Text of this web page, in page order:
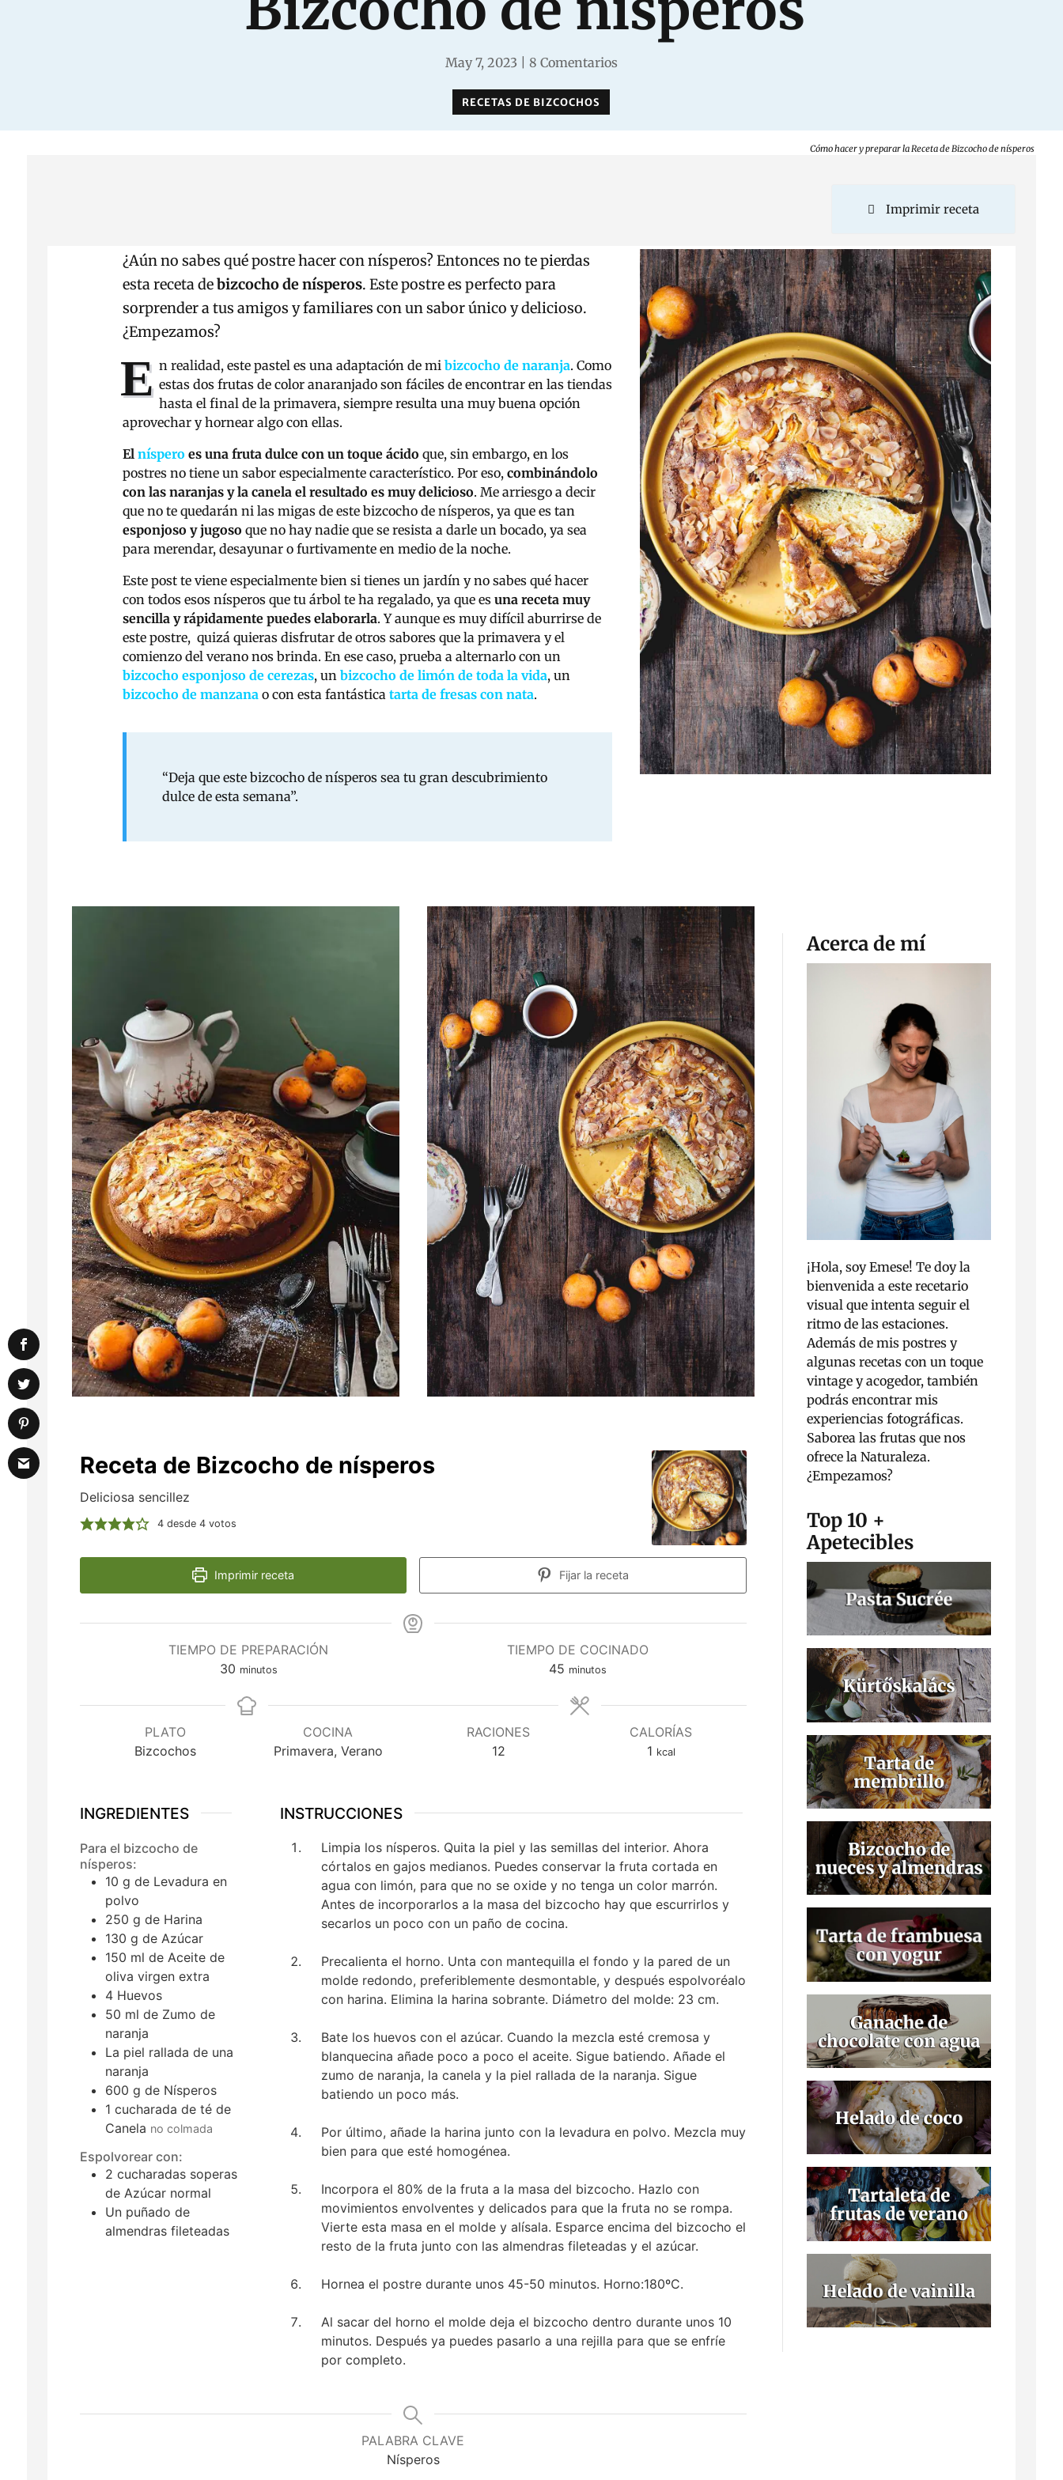
May 7, 2023 8 Comentarios
RECETAS DE BIZCOCHOS
Cómo hacer y preparar la Receta de Bizcocho de nísperos
Imprimir receta
¿Aún no sabes qué postre hacer con nísperos? Entonces no te pierdas
esta receta debizcocho de nísperos. Este postre es perfecto para
sorprender a tus amigos y familiares con un sabor único y delicioso.
¿Empezamos?
E n realidad, este pastel es una adaptación de mibizcocho de naranja. Como
estas dos frutas de color anaranjado son fáciles de encontrar en las tiendas
hasta el final de la primavera, siempre resulta una muy buena opción
aprovechar y hornear algo con ellas.
Elníspero es una fruta dulce con un toque ácido que, sin embargo, en los
postres no tiene un sabor especialmente característico. Por eso,combinándolo
con las naranjas y la canela el resultado es muy delicioso. Me arriesgo a decir
que no te quedarán ni las migas de este bizcocho de nísperos, ya que es tan
esponjoso y jugoso que no hay nadie que se resista a darle un bocado, ya sea
para merendar, desayunar o furtivamente en medio de la noche.
Este post te viene especialmente bien si tienes un jardín y no sabes qué hacer
con todos esos nísperos que tu árbol te ha regalado, ya que esuna receta muy
sencilla y rápidamente puedes elaborarla. Y aunque es muy difícil aburrirse de
este postre, quizá quieras disfrutar de otros sabores que la primavera y el
comienzo del verano nos brinda. En ese caso, prueba a alternarlo con un
bizcocho esponjoso de cerezas, unbizcocho de limón de toda la vida, un
bizcocho de manzana o con esta fantásticatarta de fresas con nata.
“Deja que este bizcocho de nísperos sea tu gran descubrimiento
dulce de esta semana”.
Receta de Bizcocho de nísperos
Deliciosa sencillez
4 desde4 votos
Imprimir receta Fijar la receta
TIEMPO DE PREPARACIÓN
30minutos
minutos
TIEMPO DE COCINADO
45 minutos
minutos
PLATO
Bizcochos
COCINA
Primavera, Verano
RACIONES
12
CALORÍAS
1 kcal
INGREDIENTES
Para el bizcocho de
nísperos:
10 g de Levadura en
polvo
250 g de Harina
130 g de Azúcar
150 ml de Aceite de
oliva virgen extra
4 Huevos
50 ml de Zumo de
naranja
La piel rallada de una
naranja
600 g de Nísperos
1 cucharada de té de
Canela no colmada
Espolvorear con:
2 cucharadas soperas
de Azúcar normal
Un puñado de
almendras fileteadas
INSTRUCCIONES
Limpia los nísperos. Quita la piel y las semillas del interior. Ahora
córtalos en gajos medianos. Puedes conservar la fruta cortada en
agua con limón, para que no se oxide y no tenga un color marrón.
Antes de incorporarlos a la masa del bizcocho hay que escurrirlos y
secarlos un poco con un paño de cocina.
Precalienta el horno. Unta con mantequilla el fondo y la pared de un
molde redondo, preferiblemente desmontable, y después espolvoréalo
con harina. Elimina la harina sobrante. Diámetro del molde: 23 cm.
Bate los huevos con el azúcar. Cuando la mezcla esté cremosa y
blanquecina añade poco a poco el aceite. Sigue batiendo. Añade el
zumo de naranja, la canela y la piel rallada de la naranja. Sigue
batiendo un poco más.
Por último, añade la harina junto con la levadura en polvo. Mezcla muy
bien para que esté homogénea.
Incorpora el 80% de la fruta a la masa del bizcocho. Hazlo con
movimientos envolventes y delicados para que la fruta no se rompa.
Vierte esta masa en el molde y alísala. Esparce encima del bizcocho el
resto de la fruta junto con las almendras fileteadas y el azúcar.
Hornea el postre durante unos 45-50 minutos. Horno:180ºC.
Al sacar del horno el molde deja el bizcocho dentro durante unos 10
minutos. Después ya puedes pasarlo a una rejilla para que se enfríe
por completo.
PALABRA CLAVE
Nísperos
Acerca de mí
¡Hola, soy Emese! Te doy la
bienvenida a este recetario
visual que intenta seguir el
ritmo de las estaciones.
Además de mis postres y
algunas recetas con un toque
vintage y acogedor, también
podrás encontrar mis
experiencias fotográficas.
Saborea las frutas que nos
ofrece la Naturaleza.
¿Empezamos?
Top 10 +
Apetecibles